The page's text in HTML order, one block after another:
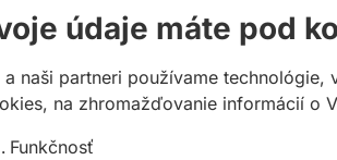
údaje máte pod
a naši partneri používame technológie,
na zhromažďovanie informácií o
Funkčnosť